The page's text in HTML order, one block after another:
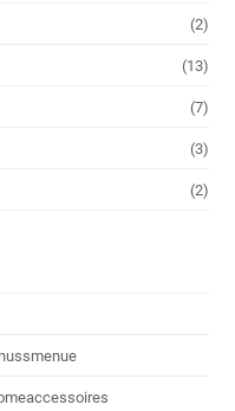
(2)
(13)
(7)
(3)
(2)